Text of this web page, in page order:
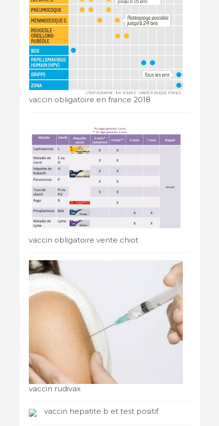
vaccin obligatoire en france 2018
vaccin obligatoire vente chiot
vaccin rudivax
vaccin hepatite b et test positif